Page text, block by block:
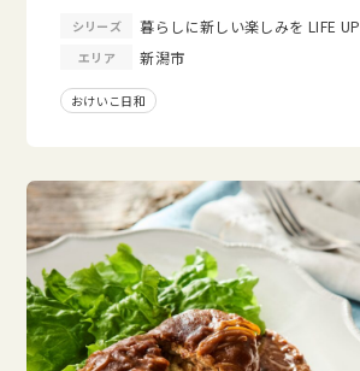
シリーズ 暮らしに新しい楽しみを LIFE UP
エリア 新潟市
おけいこ日和